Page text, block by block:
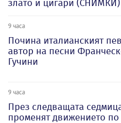
злато и цигари (СНИМКИ)
9 часа
Почина италианският
автор на песни
Гучини
9 часа
През следващата
променят движението по